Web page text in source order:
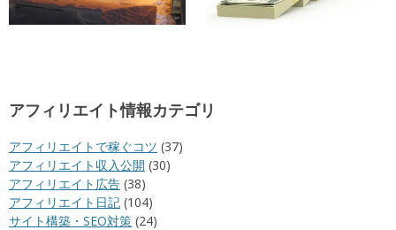
アフィリエイト情報カテゴリ
アフィリエイトで稼ぐコツ (37)
アフィリエイト収入公開 (30)
アフィリエイト広告 (38)
アフィリエイト日記 (104)
サイト構築・SEO対策 (24)